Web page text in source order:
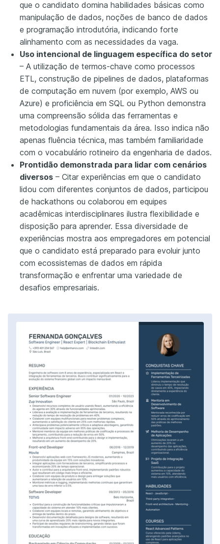
que o candidato domina habilidades básicas como
manipulação de dados, noções de banco de dados
e programação introdutória, indicando forte
alinhamento com as necessidades da vaga.
Uso intencional de linguagem específica do setor
– A utilização de termos-chave como processos
ETL, construção de pipelines de dados, plataformas
de computação em nuvem (por exemplo, AWS ou
Azure) e proficiência em SQL ou Python demonstra
uma compreensão sólida das ferramentas e
metodologias fundamentais da área. Isso indica não
apenas fluência técnica, mas também familiaridade
com o vocabulário rotineiro da engenharia de dados.
Prontidão demonstrada para lidar com cenários
diversos – Citar experiências em que o candidato
lidou com diferentes conjuntos de dados, participou
de hackathons ou colaborou em equipes
acadêmicas interdisciplinares ilustra flexibilidade e
disposição para aprender. Essa diversidade de
experiências mostra aos empregadores em potencial
que o candidato está preparado para evoluir junto
com ecossistemas de dados em rápida
transformação e enfrentar uma variedade de
desafios empresariais.